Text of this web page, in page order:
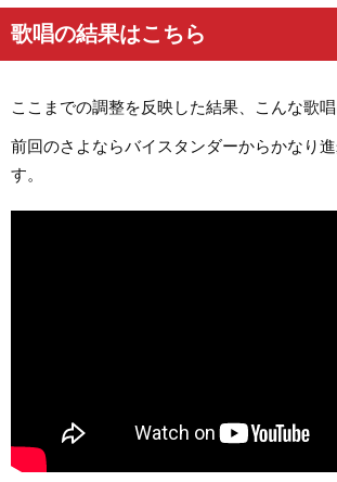
歌唱の結果はこちら
ここまでの調整を反映した結果、こんな歌唱
前回のさよならバイスタンダーからかなり
す。